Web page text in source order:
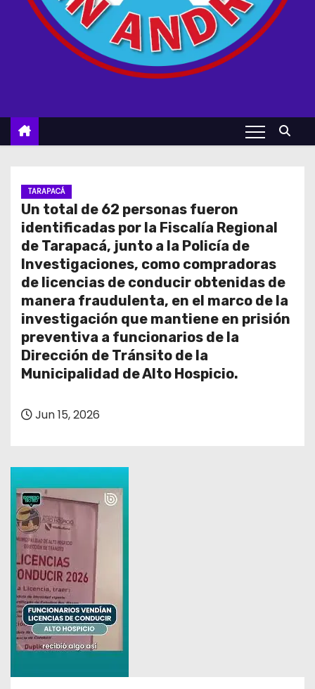
TARAPACÁ
Un total de 62 personas fueron
identificadas por la Fiscalía Regional
de Tarapacá, junto a la Policía de
Investigaciones, como compradoras
de licencias de conducir obtenidas de
manera fraudulenta, en el marco de la
investigación que mantiene en prisión
preventiva a funcionarios de la
Dirección de Tránsito de la
Municipalidad de Alto Hospicio.
Jun 15, 2026